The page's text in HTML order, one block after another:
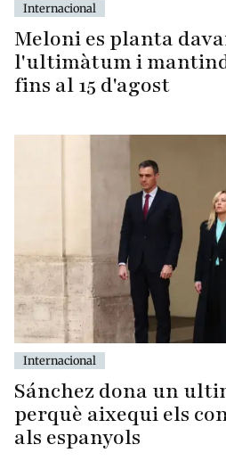
Internacional
Meloni es planta
l'ultimàtum i
fins al 15 d'agost
Internacional
Sánchez dona un
perquè aixequi els
als espanyols